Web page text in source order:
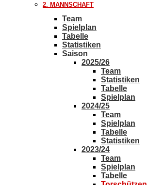
2. MANNSCHAFT
Team
Spielplan
Tabelle
Statistiken
Saison
2025/26
Team
Statistiken
Tabelle
Spielplan
2024/25
Team
Spielplan
Tabelle
Statistiken
2023/24
Team
Spielplan
Tabelle